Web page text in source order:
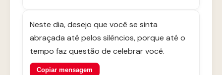
Neste dia, desejo que você se sinta
abraçada até pelos silêncios, porque até o
tempo faz questão de celebrar você.
Copiar mensagem